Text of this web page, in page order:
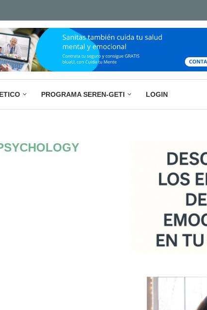
PROGRAMA SEREN-GETI LOGIN